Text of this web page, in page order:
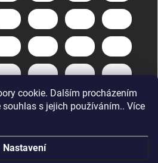
cookie. Dalším procházením
s jejich používáním.. Více
Nastavení